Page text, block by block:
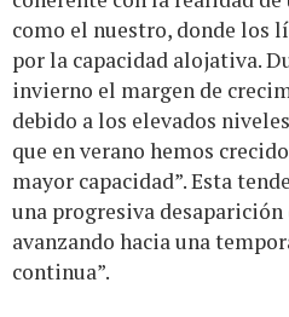
como el nuestro, donde los
por la capacidad alojativa.
invierno el margen de
debido a los elevados
que en verano hemos
mayor capacidad”. Esta
una progresiva
avanzando hacia una
continua”.